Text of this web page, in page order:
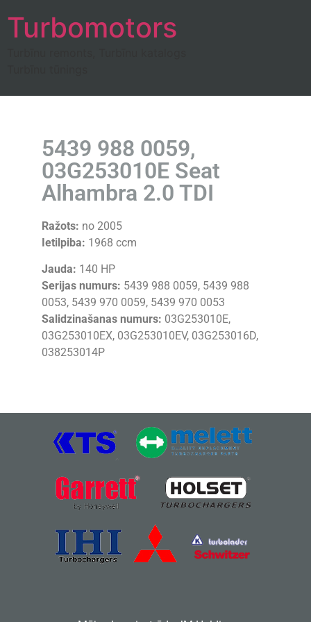
Turbomotors
5439 988 0059,
03G253010E Seat
Alhambra 2.0 TDI
Ražots: no 2005
Ietilpiba: 1968 ccm
Jauda: 140 HP
Serijas numurs: 5439 988 0059, 5439 988
0053, 5439 970 0059, 5439 970 0053
Salidzinašanas numurs: 03G253010E,
03G253010EX, 03G253010EV, 03G253016D,
038253014P